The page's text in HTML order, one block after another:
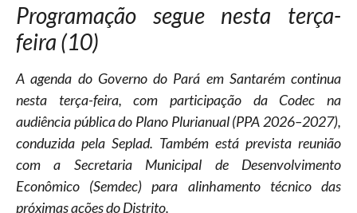
Programação segue nesta terça-
feira (10)
A agenda do Governo do Pará em Santarém continua
nesta terça-feira, com participação da Codec na
audiência pública do Plano Plurianual (PPA 2026–2027),
conduzida pela Seplad. Também está prevista reunião
com a Secretaria Municipal de Desenvolvimento
Econômico (Semdec) para alinhamento técnico das
próximas ações do Distrito.